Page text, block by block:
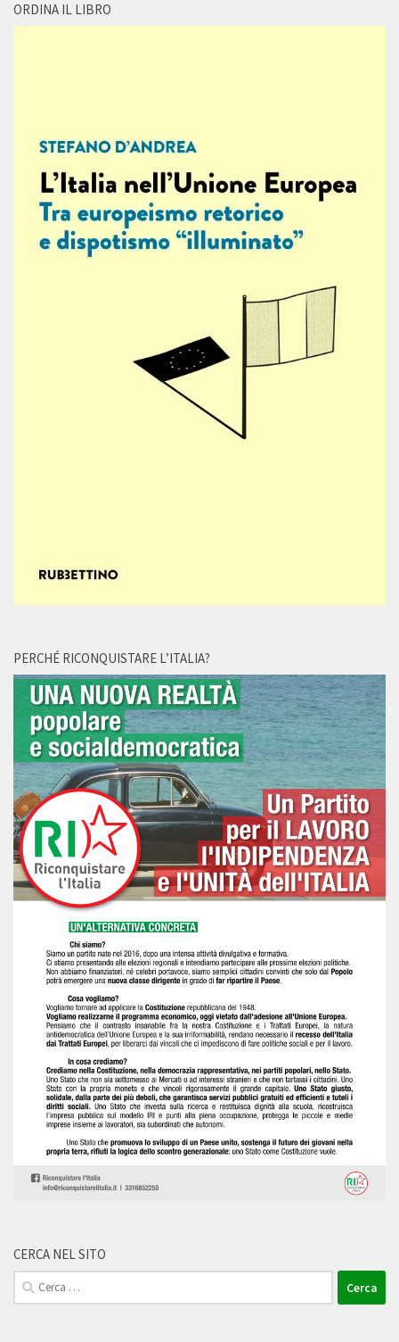
ORDINA IL LIBRO
PERCHÉ RICONQUISTARE L’ITALIA?
CERCA NEL SITO
Ricerca
per: